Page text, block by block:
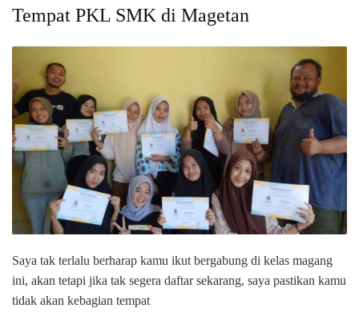
Tempat PKL SMK di Magetan
Saya tak terlalu berharap kamu ikut bergabung di kelas magang
ini, akan tetapi jika tak segera daftar sekarang, saya pastikan kamu
tidak akan kebagian tempat